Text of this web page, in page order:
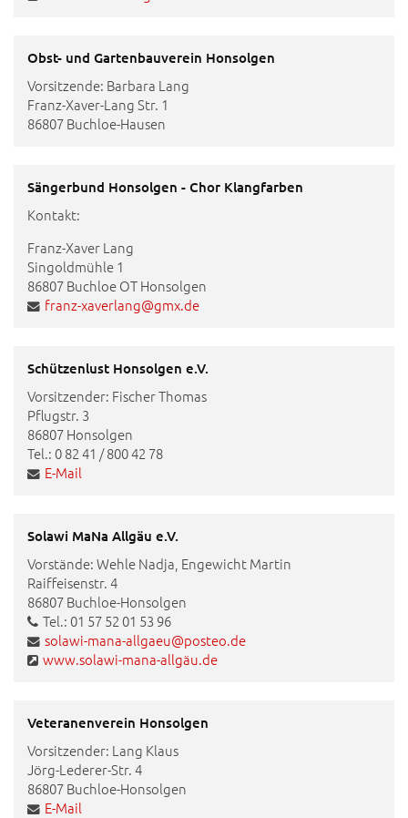
Obst- und Gartenbauverein Honsolgen
Vorsitzende: Barbara Lang
Franz-Xaver-Lang Str. 1
86807 Buchloe-Hausen
Sängerbund Honsolgen - Chor Klangfarben
Kontakt:
Franz-Xaver Lang
Singoldmühle 1
86807 Buchloe OT Honsolgen
franz-xaverlang@gmx.de
Schützenlust Honsolgen e.V.
Vorsitzender: Fischer Thomas
Pflugstr. 3
86807 Honsolgen
Tel.: 0 82 41 / 800 42 78
E-Mail
Solawi MaNa Allgäu e.V.
Vorstände: Wehle Nadja, Engewicht Martin
Raiffeisenstr. 4
86807 Buchloe-Honsolgen
Tel.: 01 57 52 01 53 96
solawi-mana-allgaeu@posteo.de
www.solawi-mana-allgäu.de
Veteranenverein Honsolgen
Vorsitzender: Lang Klaus
Jörg-Lederer-Str. 4
86807 Buchloe-Honsolgen
E-Mail